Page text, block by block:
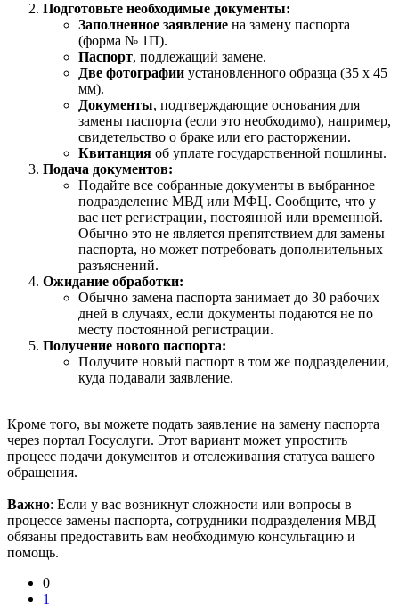
Подготовьте необходимые документы:
Заполненное заявление на замену паспорта
(форма № 1П).
Паспорт, подлежащий замене.
Две фотографии установленного образца (35 x 45
мм).
Документы, подтверждающие основания для
замены паспорта (если это необходимо), например,
свидетельство о браке или его расторжении.
Квитанция об уплате государственной пошлины.
Подача документов:
Подайте все собранные документы в выбранное
подразделение МВД или МФЦ. Сообщите, что у
вас нет регистрации, постоянной или временной.
Обычно это не является препятствием для замены
паспорта, но может потребовать дополнительных
разъяснений.
Ожидание обработки:
Обычно замена паспорта занимает до 30 рабочих
дней в случаях, если документы подаются не по
месту постоянной регистрации.
Получение нового паспорта:
Получите новый паспорт в том же подразделении,
куда подавали заявление.
Кроме того, вы можете подать заявление на замену паспорта
через портал Госуслуги. Этот вариант может упростить
процесс подачи документов и отслеживания статуса вашего
обращения.
Важно: Если у вас возникнут сложности или вопросы в
процессе замены паспорта, сотрудники подразделения МВД
обязаны предоставить вам необходимую консультацию и
помощь.
0
1